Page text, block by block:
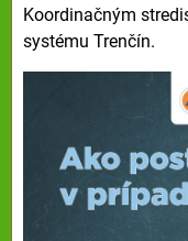
Koordinačným
systému Trenčín.